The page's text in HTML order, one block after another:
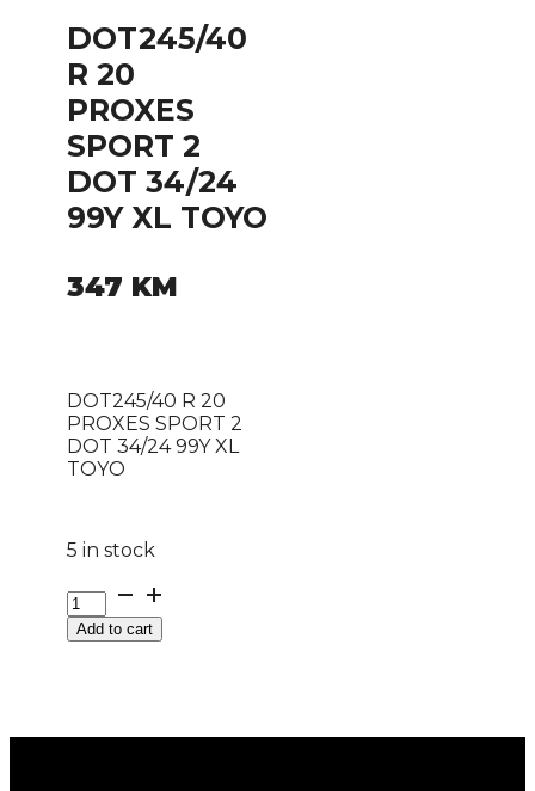
DOT245/40
R 20
PROXES
SPORT 2
DOT 34/24
99Y XL TOYO
347 KM
DOT245/40 R 20
PROXES SPORT 2
DOT 34/24 99Y XL
TOYO
5 in stock
DOT245/40
R
20Add to cart